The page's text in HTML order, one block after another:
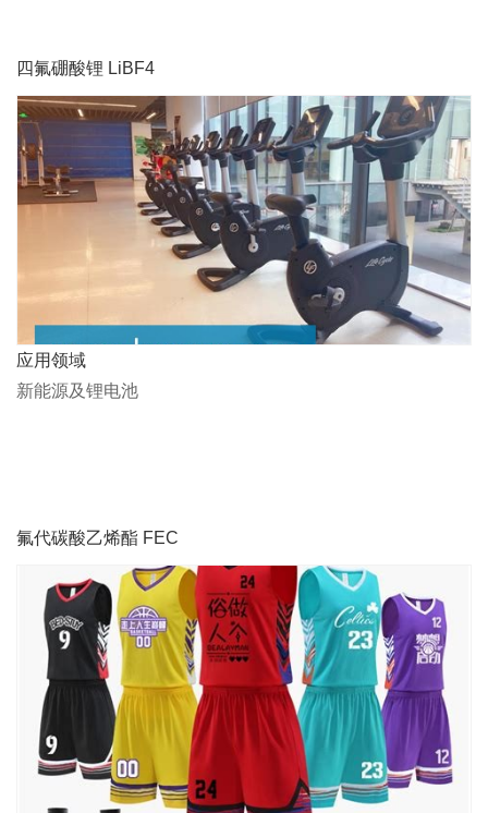
四氟硼酸锂 LiBF4
应用领域
新能源及锂电池
氟代碳酸乙烯酯 FEC